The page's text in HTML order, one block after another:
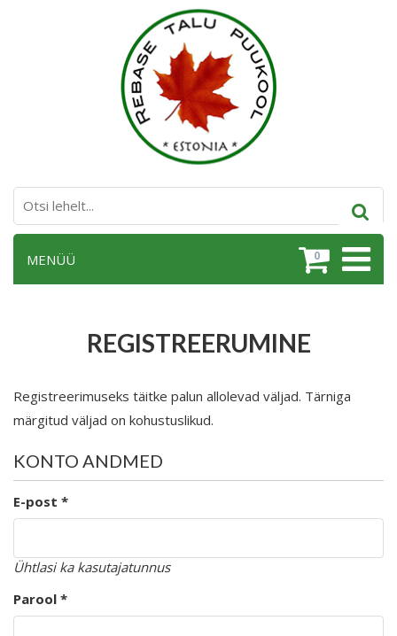
0
MENÜÜ
REGISTREERUMINE
Registreerimuseks täitke palun allolevad väljad. Tärniga
märgitud väljad on kohustuslikud.
KONTO ANDMED
E-post *
Ühtlasi ka kasutajatunnus
Parool *